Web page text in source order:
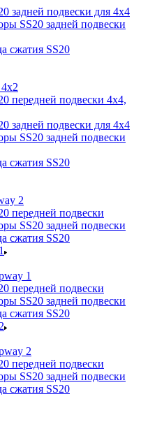
задней подвески для 4х4
SS20 задней подвески
сжатия SS20
передней подвески 4х4,
задней подвески для 4х4
SS20 задней подвески
сжатия SS20
2
передней подвески
SS20 задней подвески
сжатия SS20
1
передней подвески
SS20 задней подвески
сжатия SS20
2
передней подвески
SS20 задней подвески
сжатия SS20